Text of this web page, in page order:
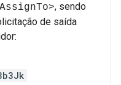
, sendo
de saída